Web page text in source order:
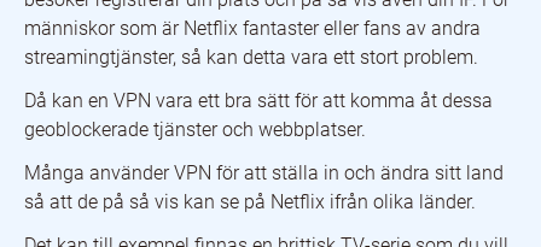
människor som är Netflix fantaster eller fans av andra
streamingtjänster, så kan detta vara ett stort problem.
Då kan en VPN vara ett bra sätt för att komma åt dessa
geoblockerade tjänster och webbplatser.
Många använder VPN för att ställa in och ändra sitt land
så att de på så vis kan se på Netflix ifrån olika länder.